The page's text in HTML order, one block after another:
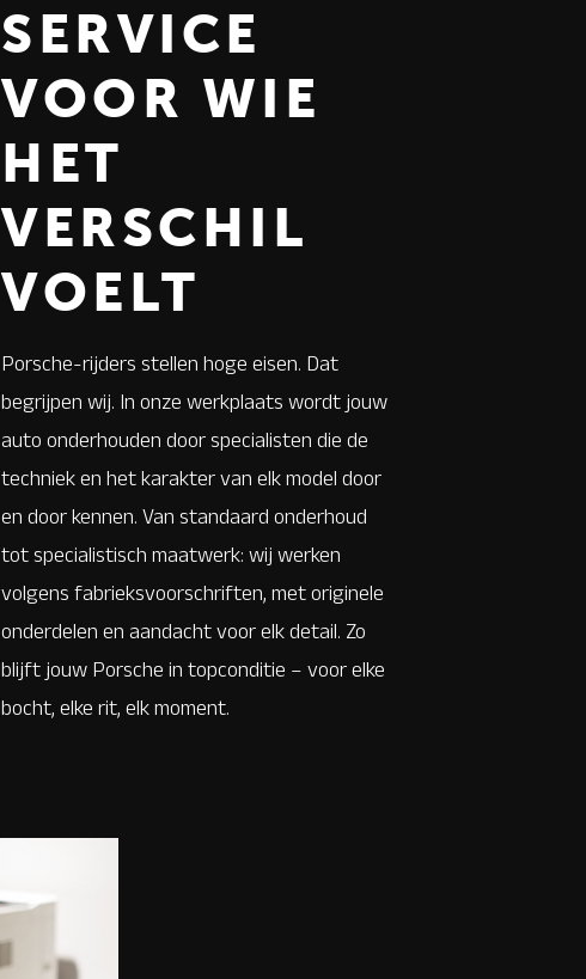
SERVICE
VOOR WIE
HET
VERSCHIL
VOELT
Porsche-rijders stellen hoge eisen. Dat
begrijpen wij. In onze werkplaats wordt jouw
auto onderhouden door specialisten die de
techniek en het karakter van elk model door
en door kennen. Van standaard onderhoud
tot specialistisch maatwerk: wij werken
volgens fabrieksvoorschriften, met originele
onderdelen en aandacht voor elk detail. Zo
blijft jouw Porsche in topconditie – voor elke
bocht, elke rit, elk moment.